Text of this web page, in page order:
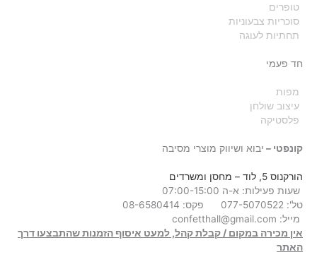
טופרים
סוכריות צבעוניות
תחתיות לעוגה
חד פעמי
מפות
עיצוב שולחן
פלסטיקה
קונפטי – יבוא ושיווק מוצרי מסיבה
הורקנוס 5, לוד
– מחסן ומשרדים
שעות פעילות: א-ה 07:00-15:00
טל': 077-5070522
מייל: confetthall@gmail.com
אין מכירה במקום / קבלת קהל, למעט איסוף הזמנות שהתבצעו דרך
האתר